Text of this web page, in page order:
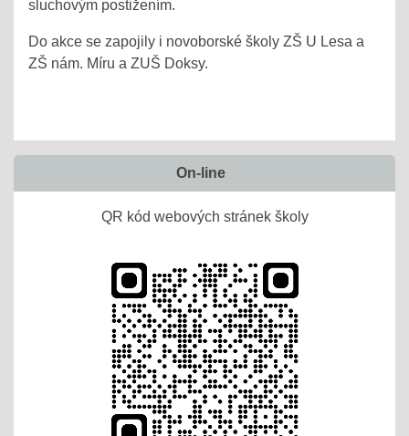
sluchovým postižením.
Do akce se zapojily i novoborské školy ZŠ U Lesa a
ZŠ nám. Míru a ZUŠ Doksy.
On-line
QR kód webových stránek školy